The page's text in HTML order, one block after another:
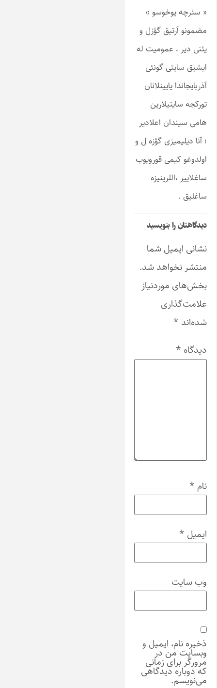
« سئرچه یوخوسو »
مضمونو آرتیق گؤزل و
یئنی دیر ، عمومیت له
ایشیق سایتی گونئی
آذربایجاندا یایینلانان
تورکجه سایتیلارین
هامی سیندان اعلادیر
؛ آنا دیلیمیزی گؤزه ل و
اولدوغو کیمی قورویوب
ساغلاییر ،اللرینیزه
ساغلیق .
دیدگاهتان را بنویسید
نشانی ایمیل شما
منتشر نخواهد شد.
بخش‌های موردنیاز
علامت‌گذاری
شده‌اند *
دیدگاه *
نام *
ایمیل *
وب‌ سایت
ذخیره نام، ایمیل و
وبسایت من در
مرورگر برای زمانی
که دوباره دیدگاهی
می‌نویسم.